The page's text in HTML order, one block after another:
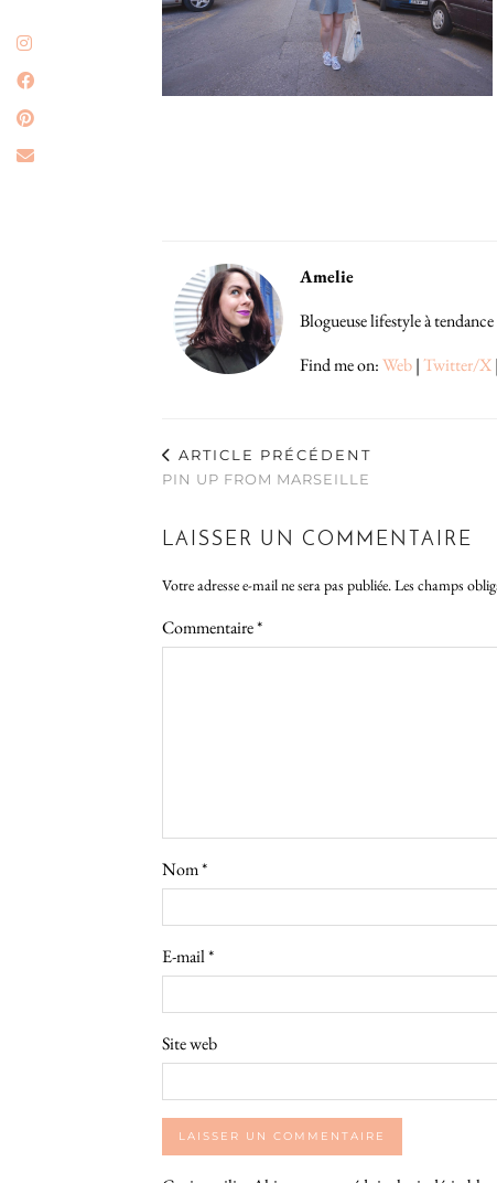
Amelie
Blogueuse lifestyle à
Find me on:Web|Twitter/X|
ARTICLE PRÉCÉDENT
PIN UP FROM MARSEILLE
LAISSER UN COMMENTAIRE
Votre adresse e-mail ne sera pas publiée.Les champs
Commentaire*
Nom*
E-mail*
Site web